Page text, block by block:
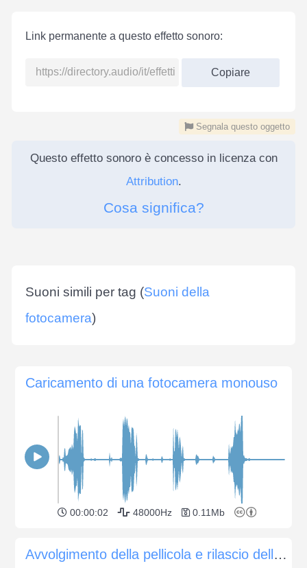
Link permanente a questo effetto sonoro:
Copiare
Segnala questo oggetto
Questo effetto sonoro è concesso in licenza con
Attribution.
Cosa significa?
Suoni simili per tag (Suoni della
fotocamera)
Caricamento di una fotocamera monouso
00:00:02 48000Hz 0.11Mb
Avvolgimento della pellicola e rilascio dell'otturatore su una fotocamera SLR meccanica Nikon FM10